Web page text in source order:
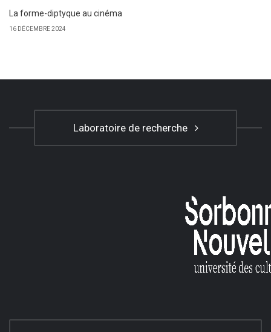
La forme-diptyque au cinéma
16 DÉCEMBRE 2024
Laboratoire de recherche